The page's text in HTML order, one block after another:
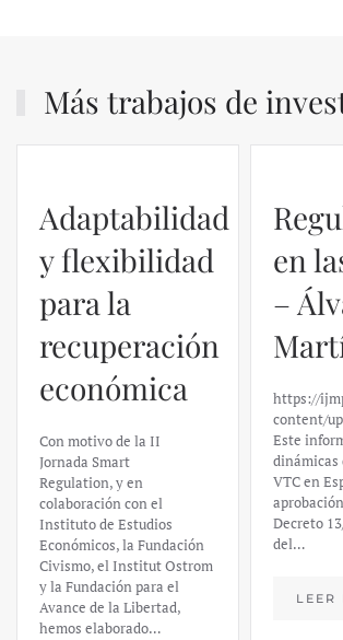
Más trabajos de
Adaptabilidad
y flexibilidad
para la
recuperación
económica
Con motivo de la II
Jornada Smart
Regulation, y en
colaboración con el
Instituto de Estudios
Económicos, la Fundación
Civismo, el Institut Ostrom
y la Fundación para el
Avance de la Libertad,
hemos elaborado…
en
–
https://
content/
Este
dinámicas
VTC en
Decreto
del…
LEER